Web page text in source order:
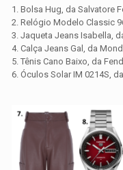
1. Bolsa Hug, da Salvatore
2. Relógio Modelo Classic
3. Jaqueta Jeans Isabella,
4. Calça Jeans Gal, da
5. Tênis Cano Baixo, da
6. Óculos Solar IM 0214S,